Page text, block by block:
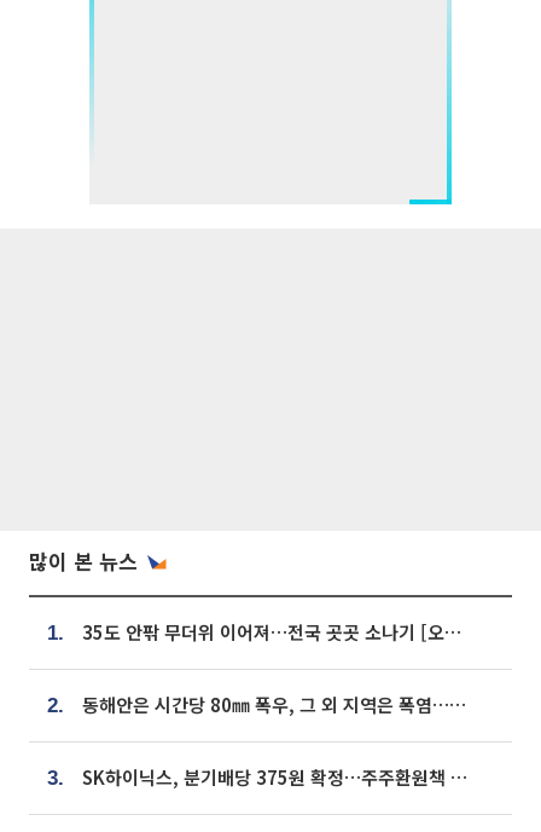
많이 본 뉴스
1. 35도 안팎 무더위 이어져…전국 곳곳 소나기 [오늘 날씨]
2. 동해안은 시간당 80㎜ 폭우, 그 외 지역은 폭염…‘극과 극 날씨’
3. SK하이닉스, 분기배당 375원 확정…주주환원책 9월로 앞당겨 발표